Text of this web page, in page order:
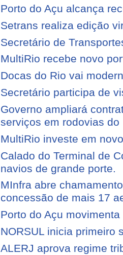
Porto do Açu alcança
Setrans realiza edição
Secretário de
MultiRio recebe novo
Docas do Rio vai
Secretário participa de
Governo ampliará
serviços em rodovias do
MultiRio investe em
Calado do Terminal de
navios de grande porte.
MInfra abre
concessão de mais 17
Porto do Açu
NORSUL inicia primeiro
ALERJ aprova regime